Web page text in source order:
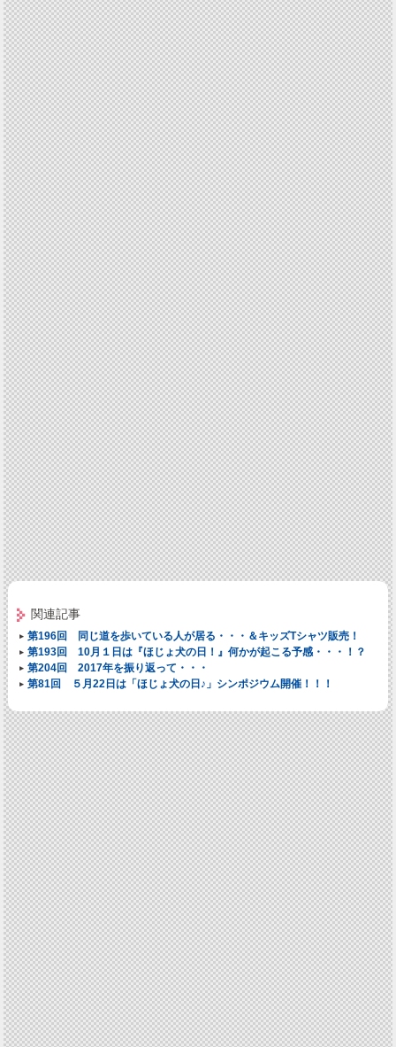
関連記事
第196回 同じ道を歩いている人が居る・・・＆キッズTシャツ販売！
第193回 10月１日は『ほじょ犬の日！』何かが起こる予感・・・！？
第204回 2017年を振り返って・・・
第81回 ５月22日は「ほじょ犬の日♪」シンポジウム開催！！！